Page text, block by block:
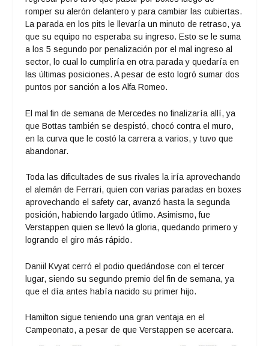
romper su alerón delantero y para cambiar las cubiertas.
La parada en los pits le llevaría un minuto de retraso, ya
que su equipo no esperaba su ingreso. Esto se le suma
a los 5 segundo por penalización por el mal ingreso al
sector, lo cual lo cumpliría en otra parada y quedaría en
las últimas posiciones. A pesar de esto logró sumar dos
puntos por sanción a los Alfa Romeo.
El mal fin de semana de Mercedes no finalizaría allí, ya
que Bottas también se despistó, chocó contra el muro,
en la curva que le costó la carrera a varios, y tuvo que
abandonar.
Toda las dificultades de sus rivales la iría aprovechando
el alemán de Ferrari, quien con varias paradas en boxes
aprovechando el safety car, avanzó hasta la segunda
posición, habiendo largado útlimo. Asimismo, fue
Verstappen quien se llevó la gloria, quedando primero y
logrando el giro más rápido.
Daniil Kvyat cerró el podio quedándose con el tercer
lugar, siendo su segundo premio del fin de semana, ya
que el día antes había nacido su primer hijo.
Hamilton sigue teniendo una gran ventaja en el
Campeonato, a pesar de que Verstappen se acercara.